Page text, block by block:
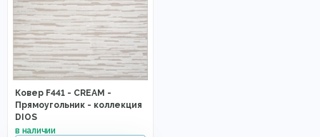
Ковер F441 - CREAM -
Прямоугольник - коллекция
DIOS